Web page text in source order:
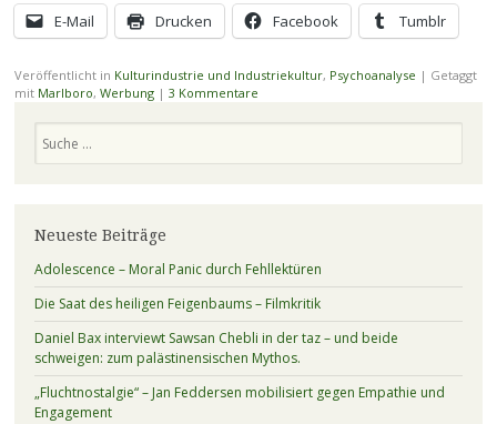
E-Mail Drucken Facebook Tumblr
Veröffentlicht in Kulturindustrie und Industriekultur, Psychoanalyse | Getaggt
mit Marlboro, Werbung | 3 Kommentare
Neueste Beiträge
Adolescence – Moral Panic durch Fehllektüren
Die Saat des heiligen Feigenbaums – Filmkritik
Daniel Bax interviewt Sawsan Chebli in der taz – und beide
schweigen: zum palästinensischen Mythos.
„Fluchtnostalgie“ – Jan Feddersen mobilisiert gegen Empathie und
Engagement